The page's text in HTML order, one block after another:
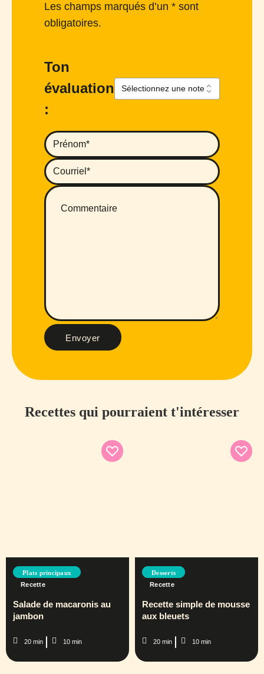
Les champs marqués d’un * sont
obligatoires.
Ton
évaluation
:
Envoyer
Recettes qui pourraient t'intéresser
Plats principaux
Recette
Salade de macaronis au
jambon
20 min 10 min
Desserts
Recette
Recette simple de mousse
aux bleuets
20 min 10 min